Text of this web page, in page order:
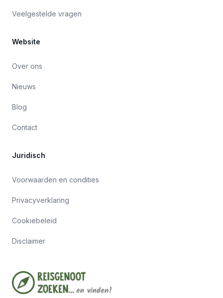
Veelgestelde vragen
Website
Over ons
Nieuws
Blog
Contact
Juridisch
Voorwaarden en condities
Privacyverklaring
Cookiebeleid
Disclaimer